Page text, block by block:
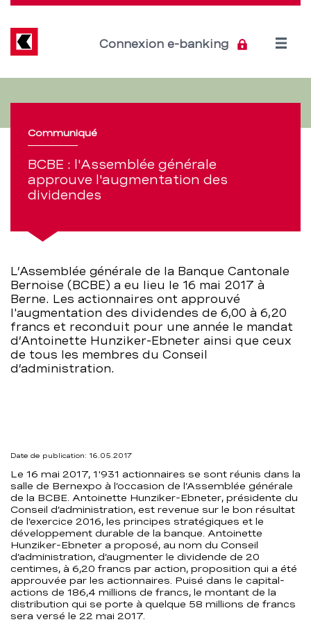
gv
2017
Direkt
Inhalt
Connexion e-banking
Open
navigation
service
Communiqué
BCBE : l'Assemblée générale
approuve l'augmentation des
dividendes
L’Assemblée générale de la Banque Cantonale
Bernoise (BCBE) a eu lieu le 16 mai 2017 à
Berne. Les actionnaires ont approuvé
l'augmentation des dividendes de 6,00 à 6,20
francs et reconduit pour une année le mandat
d’Antoinette Hunziker-Ebneter ainsi que ceux
de tous les membres du Conseil
d’administration.
Date de publication: 16.05.2017
Le 16 mai 2017, 1'931 actionnaires se sont réunis dans la
salle de Bernexpo à l’occasion de l’Assemblée générale
de la BCBE. Antoinette Hunziker-Ebneter, présidente du
Conseil d’administration, est revenue sur le bon résultat
de l’exercice 2016, les principes stratégiques et le
développement durable de la banque. Antoinette
Hunziker-Ebneter a proposé, au nom du Conseil
d’administration, d’augmenter le dividende de 20
centimes, à 6,20 francs par action, proposition qui a été
approuvée par les actionnaires. Puisé dans le capital-
actions de 186,4 millions de francs, le montant de la
distribution qui se porte à quelque 58 millions de francs
sera versé le 22 mai 2017.